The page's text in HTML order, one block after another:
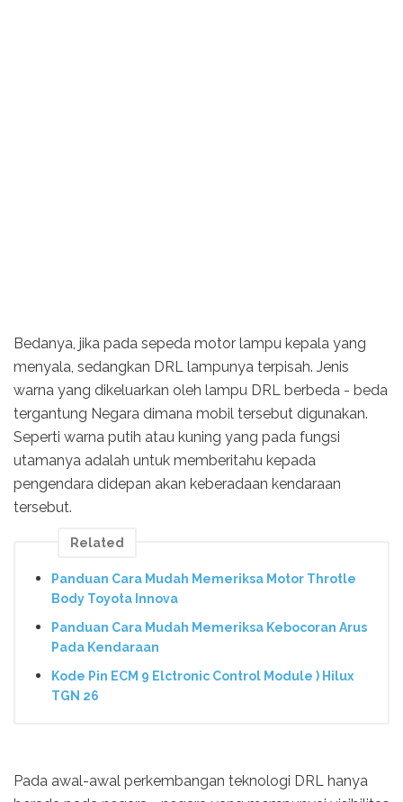
Bedanya, jika pada sepeda motor lampu kepala yang
menyala, sedangkan DRL lampunya terpisah. Jenis
warna yang dikeluarkan oleh lampu DRL berbeda - beda
tergantung Negara dimana mobil tersebut digunakan.
Seperti warna putih atau kuning yang pada fungsi
utamanya adalah untuk memberitahu kepada
pengendara didepan akan keberadaan kendaraan
tersebut.
Related
Panduan Cara Mudah Memeriksa Motor Throtle
Body Toyota Innova
Panduan Cara Mudah Memeriksa Kebocoran Arus
Pada Kendaraan
Kode Pin ECM 9 Elctronic Control Module ) Hilux
TGN 26
Pada awal-awal perkembangan teknologi DRL hanya